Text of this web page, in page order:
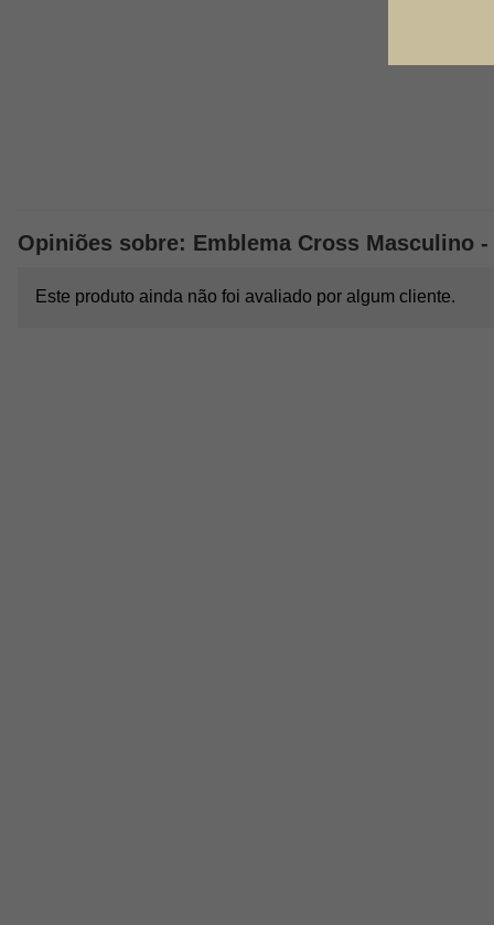
Opiniões sobre: Emblema Cross Masculino
Este produto ainda não foi avaliado por algum cliente.